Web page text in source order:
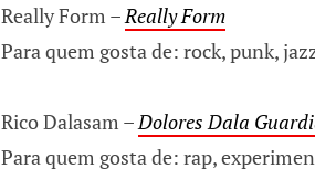
Really Form – Really Form
Para quem gosta de: rock, punk,
Rico Dalasam – Dolores Dala
Para quem gosta de: rap,